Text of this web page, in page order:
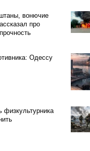
вонючие
про
Одессу
физкультурника